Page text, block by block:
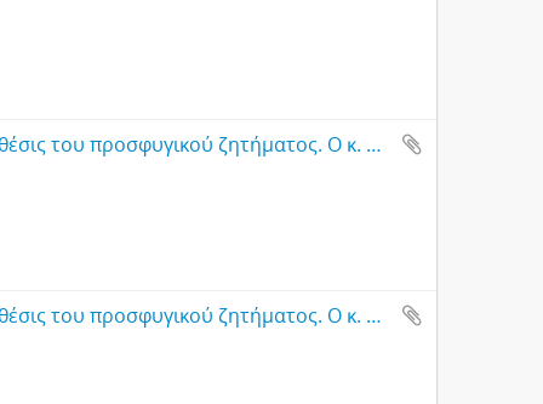
Έντυπο φυλλάδιο με τίτλο: Η πραγματική θέσις του προσφυγικού ζητήματος. Ο κ. Κύρκος μαστιγώνει τους ανίερους εκμεταλευτάς. Μια ιστορική συνεδρίασις της Βουλής, Αθήνα
Έντυπο φυλλάδιο με τίτλο: Η πραγματική θέσις του προσφυγικού ζητήματος. Ο κ. Κύρκος μαστιγώνει τους ανίερους εκμεταλευτάς. Μια ιστορική συνεδρίασις της Βουλής, Αθήνα